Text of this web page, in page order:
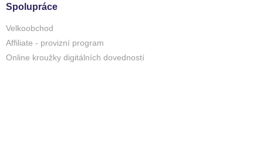
Spolupráce
Velkoobchod
Affiliate - provizní program
Online kroužky digitálních dovedností